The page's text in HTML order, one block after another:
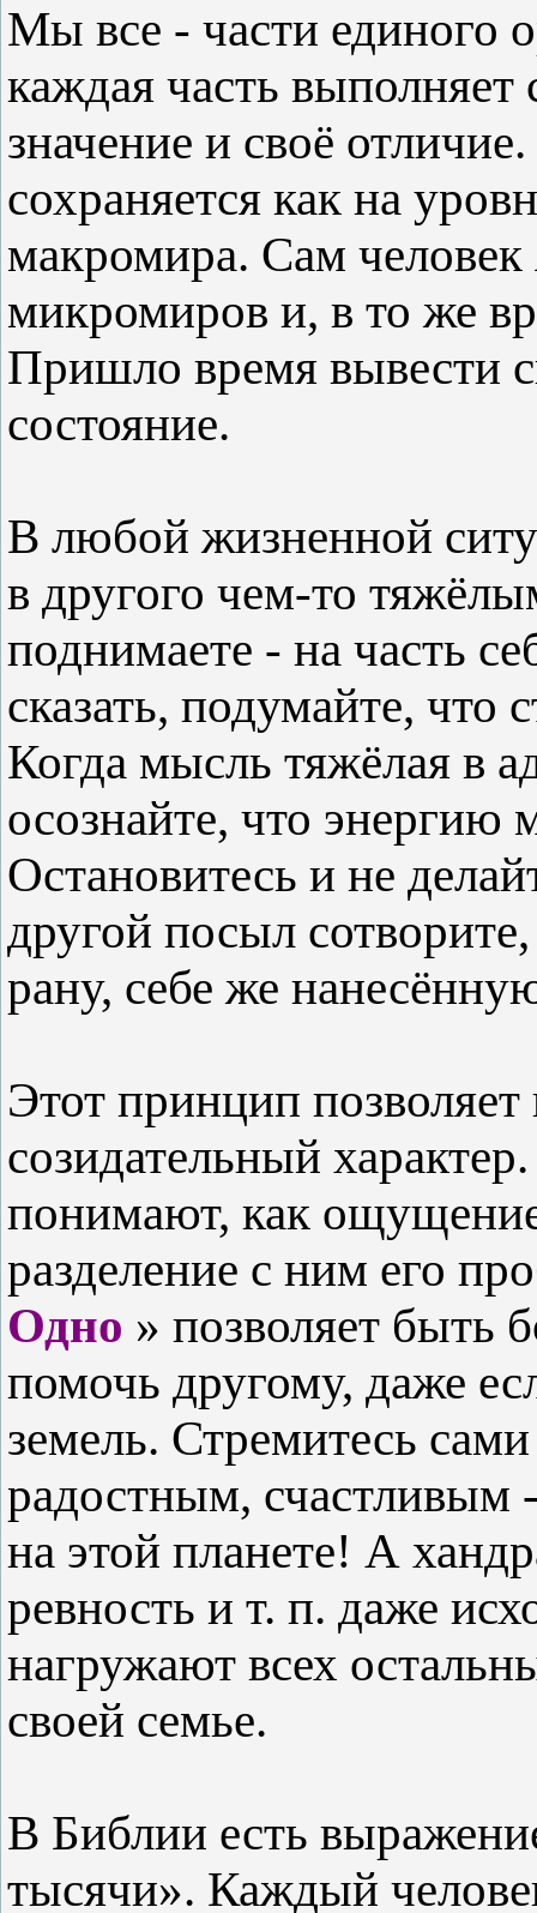
Мы все - части единого
каждая часть
значение и своё
сохраняется как на
макромира. Сам человек
микромиров и, в то же
Пришло время вывести
состояние.
В любой жизненной
в другого чем-то
поднимаете - на часть
сказать, подумайте, что
Когда мысль тяжёлая в
осознайте, что
Остановитесь и не
другой посыл
рану, себе же
Этот принцип
созидательный
понимают, как
разделение с ним его
Одно » позволяет быть
помочь другому, даже
земель. Стремитесь
радостным, счастливым
на этой планете! А
ревность и т. п. даже
нагружают всех
своей семье.
В Библии есть
тысячи». Каждый